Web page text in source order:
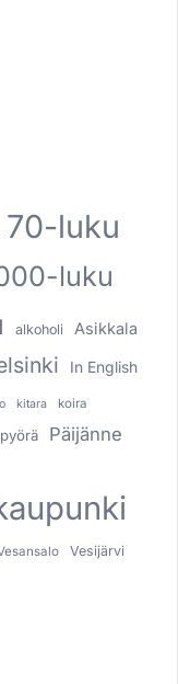
70-luku
luku
alkoholi Asikkala
In English
kitara koira
Päijänne
Vesijärvi